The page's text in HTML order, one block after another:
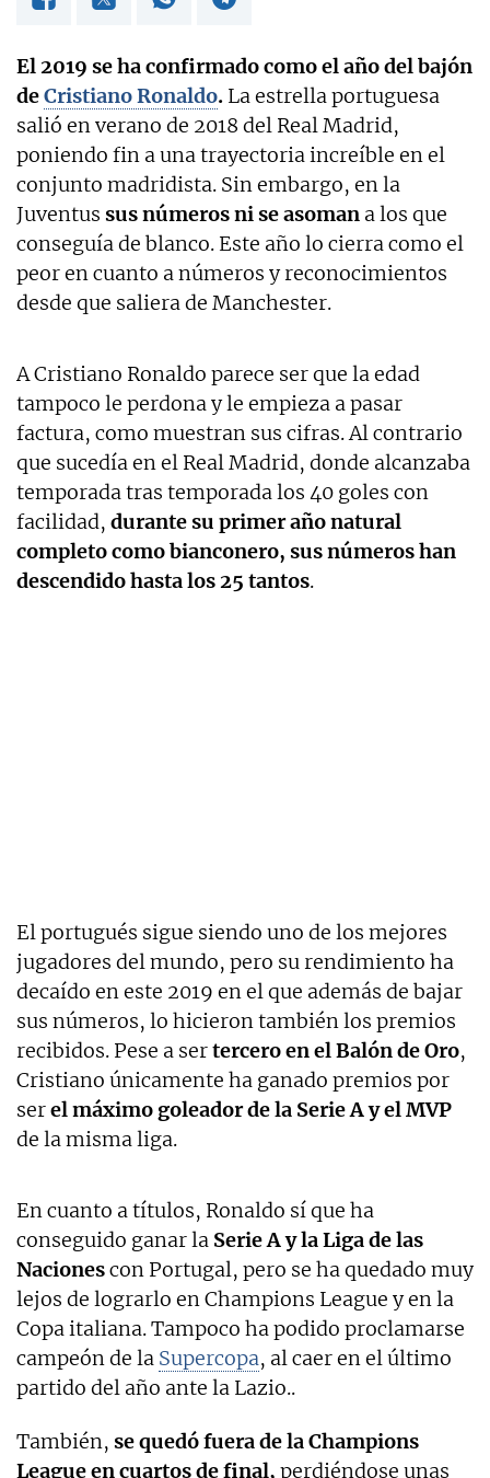
El 2019 se ha confirmado como el año del bajón
deCristiano Ronaldo. La estrella portuguesa
salió en verano de 2018 del Real Madrid,
poniendo fin a una trayectoria increíble en el
conjunto madridista. Sin embargo, en la
Juventus sus números ni se asoman a los que
conseguía de blanco. Este año lo cierra como el
peor en cuanto a números y reconocimientos
desde que saliera de Manchester.
A Cristiano Ronaldo parece ser que la edad
tampoco le perdona y le empieza a pasar
factura, como muestran sus cifras. Al contrario
que sucedía en el Real Madrid, donde alcanzaba
temporada tras temporada los 40 goles con
facilidad, durante su primer año natural
completo como bianconero, sus números han
descendido hastalos 25 tantos.
El portugués sigue siendo uno de los mejores
jugadores del mundo, pero su rendimiento ha
decaído en este 2019 en el que además de bajar
sus números, lo hicieron también los premios
recibidos. Pese a sertercero en el Balón de Oro,
Cristiano únicamente ha ganado premios por
serel máximo goleador de la Serie A y el MVP
de la misma liga.
En cuanto a títulos, Ronaldo sí que ha
conseguido ganar la Serie A y la Liga de las
Nacionescon Portugal, pero se ha quedado muy
lejos de lograrlo en Champions League y en la
Copa italiana. Tampoco ha podido proclamarse
campeón de la Supercopa, al caer en el último
partido del año ante la Lazio..
También, se quedó fuera de la Champions
League en cuartos de final, perdiéndose unas